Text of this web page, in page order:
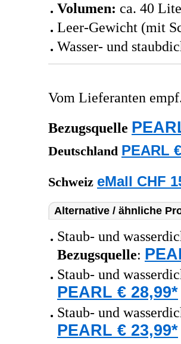
Volumen: ca. 40
Leer-Gewicht (mit
Wasser- und
Vom Lieferanten
Bezugsquelle
Deutschland PEARL
Schweiz eMall CHF
Alternative / ähnliche
Staub- und
Bezugsquelle:
Staub- und
PEARL € 28,99*
Staub- und
PEARL € 23,99*